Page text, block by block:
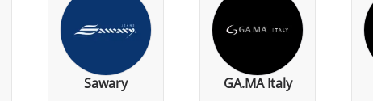
Sawary GA.MA Italy